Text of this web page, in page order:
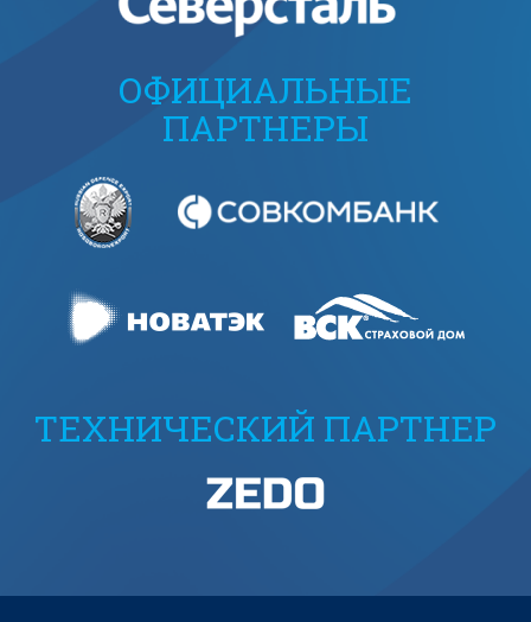
ОФИЦИАЛЬНЫЕ
ПАРТНЕРЫ
ТЕХНИЧЕСКИЙ ПАРТНЕР